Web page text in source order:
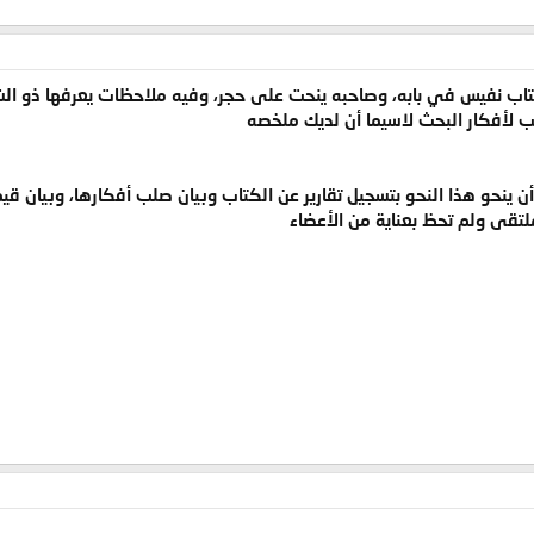
نفيس في بابه، وصاحبه ينحت على حجر، وفيه ملاحظات يعرفها ذو
لأفكار البحث لاسيما أن لديك ملخصه
هذا النحو بتسجيل تقارير عن الكتاب وبيان صلب أفكارها، وبيان
ولم تحظ بعناية من الأعضاء